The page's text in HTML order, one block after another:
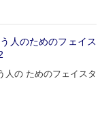
人のためのフェイス
人の ためのフェイスタ